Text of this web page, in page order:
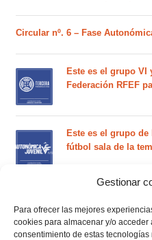
Gestionar
Para ofrecer las mejores
cookies para almacenar y/o acceder
consentimiento de estas tecnologías
Circular nº. 6 – Fase
Este es el grupo VI
Federación RFEF
Este es el grupo
fútbol sala de la
RFEF para la
martes 4 de agosto